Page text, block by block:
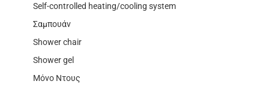
Self-controlled heating/cooling system
Σαμπουάν
Shower chair
Shower gel
Μόνο Ντους